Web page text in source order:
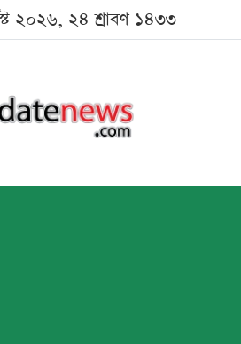
২০২৬, ২৪ শ্রাবণ ১৪৩৩